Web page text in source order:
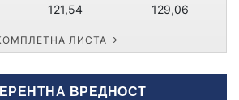
121,54 129,06
ЛИСТА
ВРЕДНОСТ